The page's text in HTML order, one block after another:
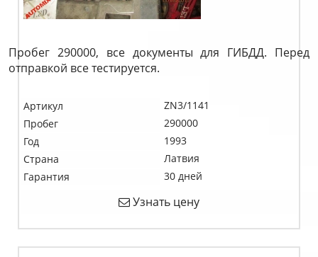
Пробег 290000, все документы для ГИБДД. Перед
отправкой все тестируется.
Артикул
ZN3/1141
Пробег
290000
Год
1993
Страна
Латвия
Гарантия
30 дней
Узнать цену